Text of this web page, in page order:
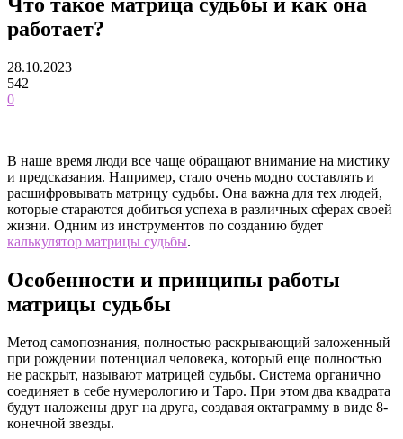
работает?
28.10.2023
542
0
В наше время люди все чаще обращают внимание на мистику
и предсказания. Например, стало очень модно составлять и
расшифровывать матрицу судьбы. Она важна для тех людей,
которые стараются добиться успеха в различных сферах своей
жизни. Одним из инструментов по созданию будет
калькулятор матрицы судьбы.
Особенности и принципы работы
матрицы судьбы
Метод самопознания, полностью раскрывающий заложенный
при рождении потенциал человека, который еще полностью
не раскрыт, называют матрицей судьбы. Система органично
соединяет в себе нумерологию и Таро. При этом два квадрата
будут наложены друг на друга, создавая октаграмму в виде 8-
конечной звезды.